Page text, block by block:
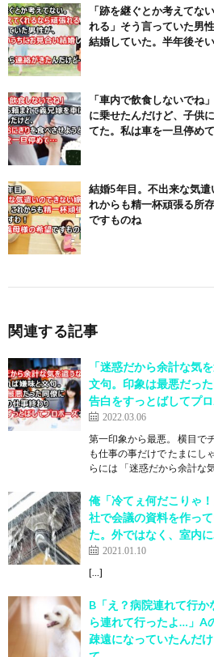
「跡を継ぐとか考えてな
れる」そう言っていた男
結婚していた。半年後そ
「車内で飲食しないでね
に乗せたんだけど、子供
てた。私は車を一旦停め
結婚5年目。不出来な気
れからも精一杯頑張る所
ですものね
関連する記事
「迷惑だから余計な気
文句。印象は最悪だっ
告白をすっとばしてプ
2022.03.06
第一印象から最悪。 横目で
も仕事の事だけで たまにし
らには 「迷惑だから余計な
俺「冷てぇ何だこりゃ
社で会議の資料を作っ
た。外ではなく、室内
2021.01.10
[…]
B「え？病院連れて行
ら連れて行ったよ…」A
疎遠になっていたんだ